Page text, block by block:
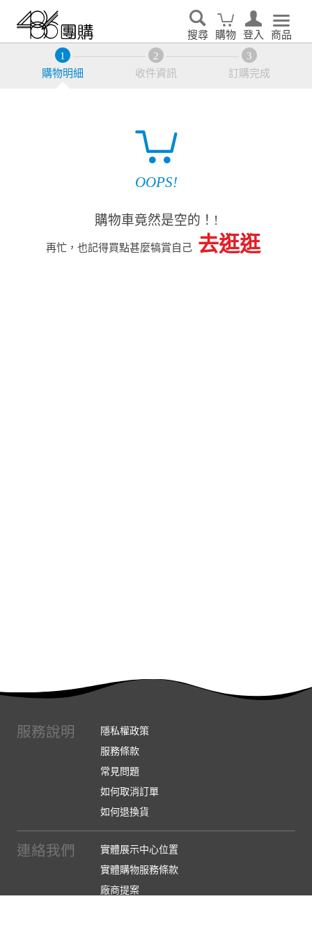
搜尋 購物 登入 商品
購物明細 收件資訊 訂購完成
OOPS!
購物車竟然是空的！!
再忙，也記得買點甚麼犒賞自己 去逛逛
服務說明
隱私權政策
服務條款
常見問題
如何取消訂單
如何退換貨
連絡我們
實體展示中心位置
實體購物服務條款
廠商提案